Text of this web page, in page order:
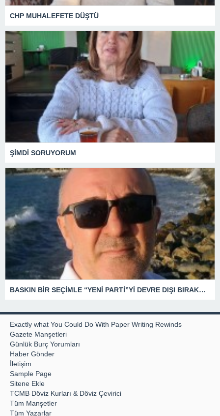
CHP MUHALEFETE DÜŞTÜ
ŞİMDİ SORUYORUM
BASKIN BİR SEÇİMLE “YENİ PARTİ”Yİ DEVRE DIŞI BIRAKMAK İÇİN DÜĞMEYE Mİ BASILDI?
Exactly what You Could Do With Paper Writing Rewinds
Gazete Manşetleri
Günlük Burç Yorumları
Haber Gönder
İletişim
Sample Page
Sitene Ekle
TCMB Döviz Kurları & Döviz Çevirici
Tüm Manşetler
Tüm Yazarlar